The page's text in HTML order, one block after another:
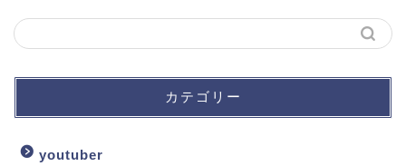
カテゴリー
youtuber